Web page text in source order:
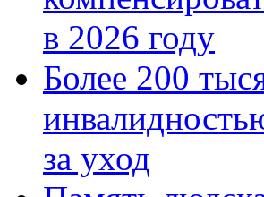
в 2026 году
Более 200
за уход